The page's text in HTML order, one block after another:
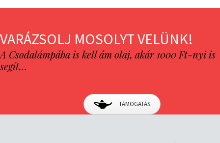
VARÁZSOLJ MOSOLYT VELÜNK!
A Csodalámpába is kell ám olaj, akár 1000 Ft-nyi is
segít…
TÁMOGATÁS